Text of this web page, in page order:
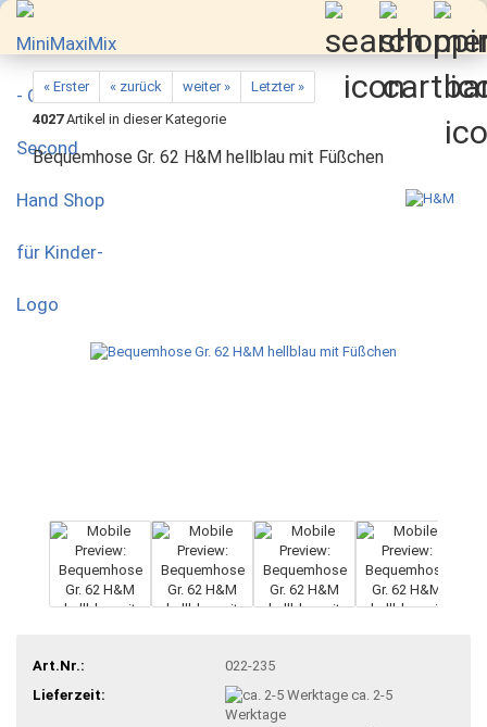
« Erster « zurück weiter »
Letzter »
4027Artikel in dieser Kategorie
Bequemhose Gr. 62 H&M hellblau mit Füßchen
Art.Nr.:
022-235
Lieferzeit:
ca. 2-5
Werktage